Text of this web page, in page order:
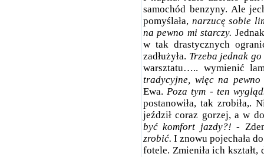
samochód benzyny. Ale
pomyślała, narzucę sobie
na pewno mi starczy.
w tak drastycznych
zadłużyła. Trzeba jednak
warsztatu….. wymienić
tradycyjne, więc na
Ewa.Poza tym - ten
postanowiła, tak zrobiła,.
jeździł coraz gorzej, a w
być komfort jazdy?! -
zrobić. I znowu pojechała
fotele. Zmieniła ich kształt,